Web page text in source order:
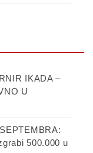
IKADA –
U
500.000 u